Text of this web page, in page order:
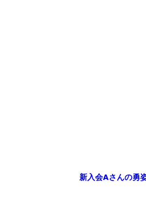
新入会Aさんの勇